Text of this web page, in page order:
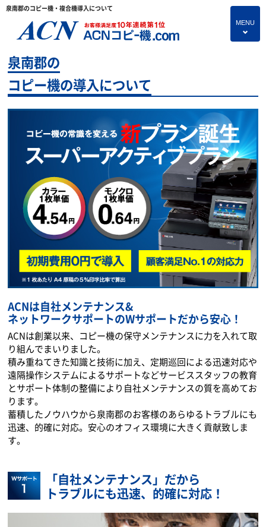
泉南郡のコピー機・複合機導入について
MENU
4
プランのご紹介
保守サービス
コピー機あれこれ
コピー機に関すること
よくあるご質問
独立・開業支援プラン
お問い合わせ
泉南郡の
コピー機の導入について
ACNは自社メンテナンス&
ネットワークサポートのWサポートだから安心！
ACNは創業以来、コピー機の保守メンテナンスに力を入れて取
り組んでまいりました。
積み重ねてきた知識と技術に加え、定期巡回による迅速対応や
遠隔操作システムによるサポートなどサービススタッフの教育
とサポート体制の整備により自社メンテナンスの質を高めてお
ります。
蓄積したノウハウから泉南郡のお客様のあらゆるトラブルにも
迅速、的確に対応。安心のオフィス環境に大きく貢献致しま
す。
「自社メンテナンス」だから
トラブルにも迅速、的確に対応！